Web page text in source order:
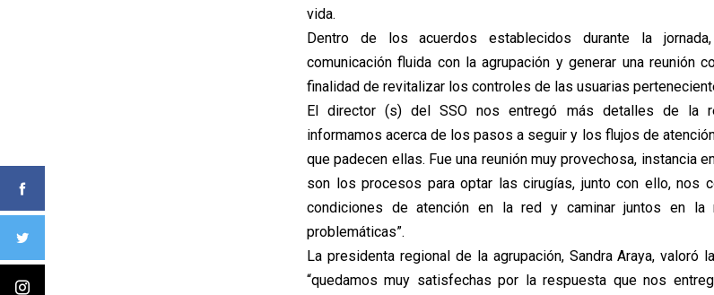
vida.
Dentro de los acuerdos establecidos durante la
comunicación fluida con la agrupación y generar una reunión
finalidad de revitalizar los controles de las usuarias
El director (s) del SSO nos entregó más detalles de la
informamos acerca de los pasos a seguir y los flujos de
que padecen ellas. Fue una reunión muy provechosa, instancia
son los procesos para optar las cirugías, junto con ello, nos
condiciones de atención en la red y caminar juntos en
problemáticas”.
La presidenta regional de la agrupación, Sandra Araya, valoró
“quedamos muy satisfechas por la respuesta que nos